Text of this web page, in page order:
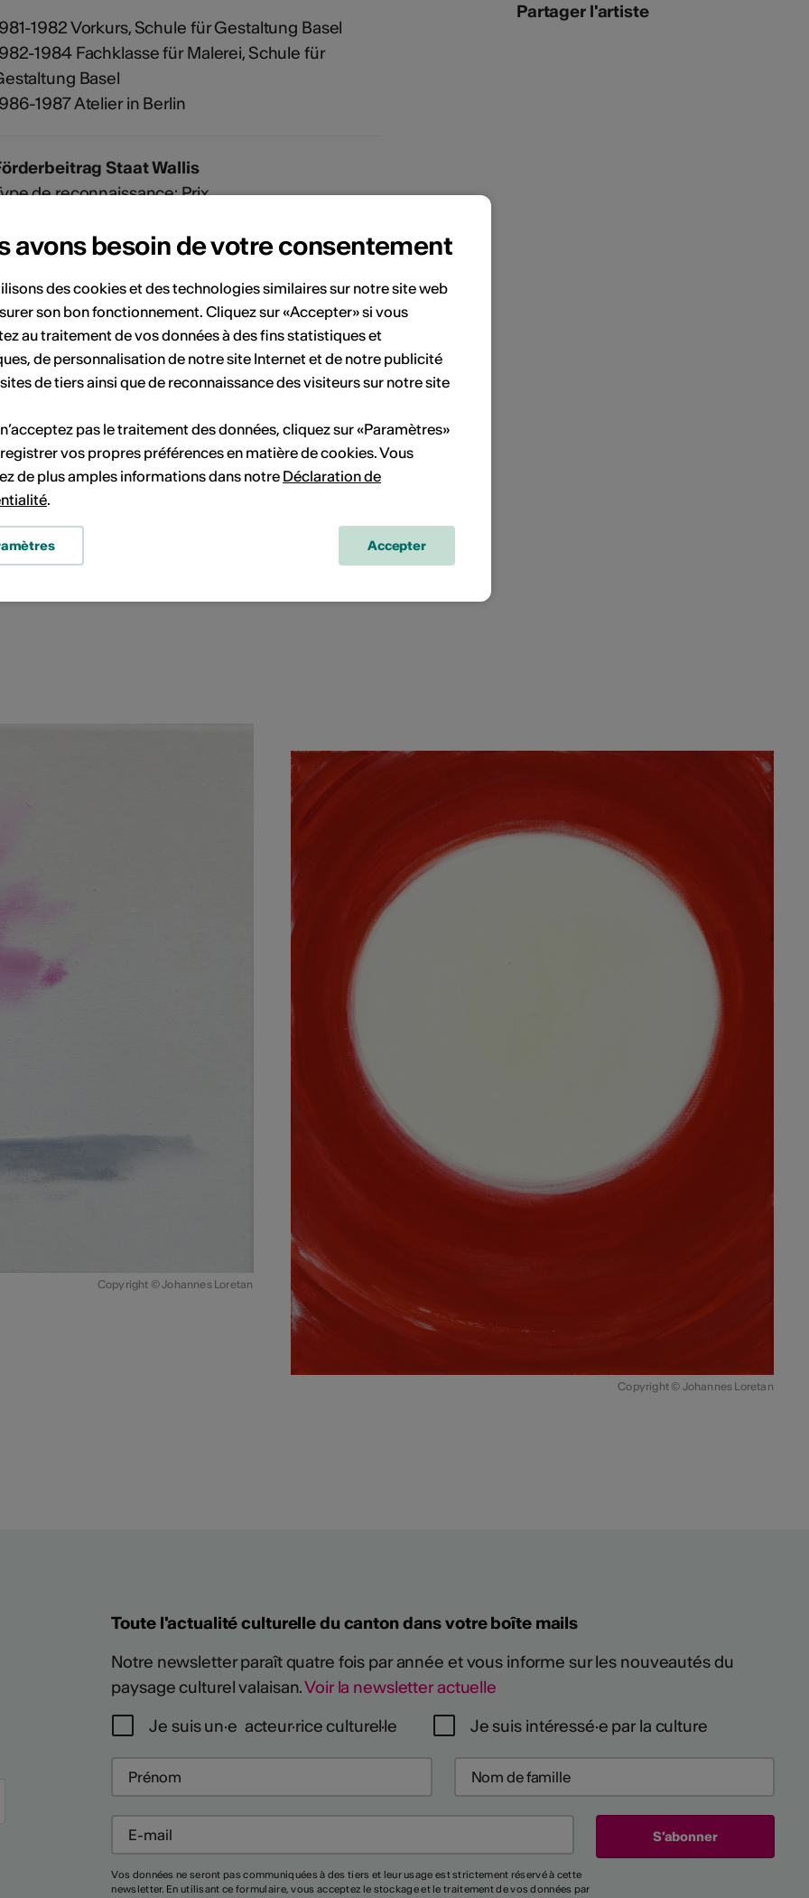
1982 Vorkurs, Schule für Gestaltung Basel
1984 Fachklasse für Malerei, Schule für
Basel
1987 Atelier in Berlin
Staat Wallis
de reconnaissance: Prix
Grünwald Preis
de reconnaissance: Prix
en: 1984
zur Ausstellung von Johannes Loretan
2017
de publication: Ouvrage
en: 01.10.2017
/ label / distributeur: Kunstforum Oberwallis
Johannes Loretan, Katalog zur Ausstellung 2017
Partager l'artiste
Copyright © Johannes Loretan
Copyright © Johannes Loretan
Toute l'actualité culturelle du canton dans votre boîte mails
Notre newsletter paraît quatre fois par année et vous informe sur les nouveautés du
paysage culturel valaisan.Voir la newsletter actuelle
Je suis un·e acteur·rice culturel·le
Je suis intéressé·e par la culture
Vos données ne seront pas communiquées à des tiers et leur usage est strictement réservé à cette
newsletter. En utilisant ce formulaire, vous acceptez le stockage et le traitement de vos données par
avons besoin de votre consentement
des cookies et des technologies similaires sur notre site web
son bon fonctionnement. Cliquez sur «Accepter» si vous
au traitement de vos données à des fins statistiques et
de personnalisation de notre site Internet et de notre publicité
de tiers ainsi que de reconnaissance des visiteurs sur notre site
pas le traitement des données, cliquez sur «Paramètres»
vos propres préférences en matière de cookies. Vous
de plus amples informations dans notre Déclaration de
.
Accepter